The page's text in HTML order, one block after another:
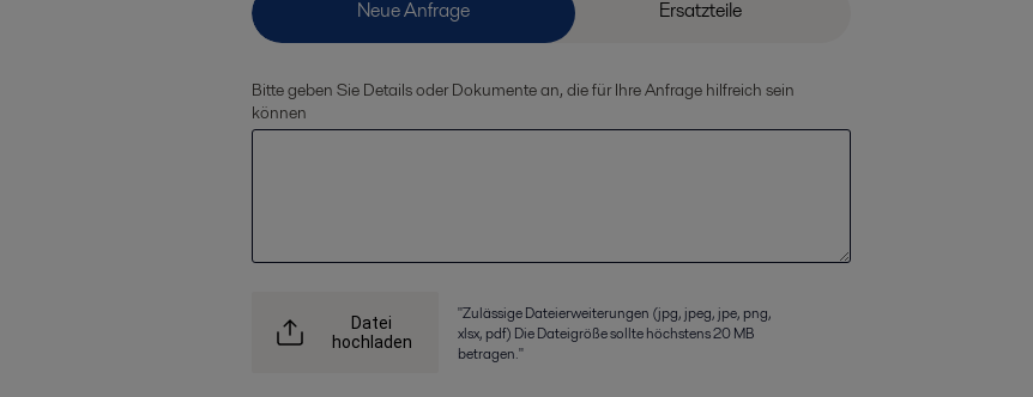
Bitte geben Sie Details oder Dokumente an, die für Ihre Anfrage hilfreich sein
können
Datei
hochladen
"Zulässige Dateierweiterungen (jpg, jpeg, jpe, png,
xlsx, pdf) Die Dateigröße sollte höchstens 20 MB
betragen."